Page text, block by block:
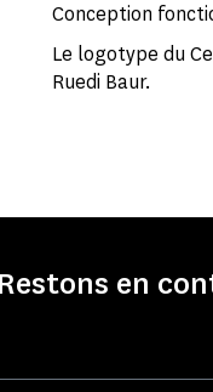
Conception
Le logotype du
Ruedi Baur.
en